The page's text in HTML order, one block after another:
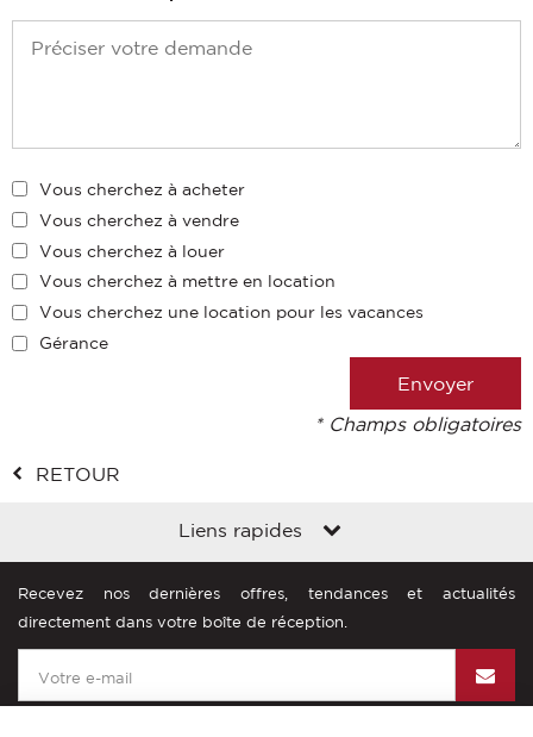
Vous cherchez à acheter
Vous cherchez à vendre
Vous cherchez à louer
Vous cherchez à mettre en location
Vous cherchez une location pour les vacances
Gérance
* Champs obligatoires
RETOUR
Liens rapides
Recevez nos dernières offres, tendances et actualités
directement dans votre boîte de réception.